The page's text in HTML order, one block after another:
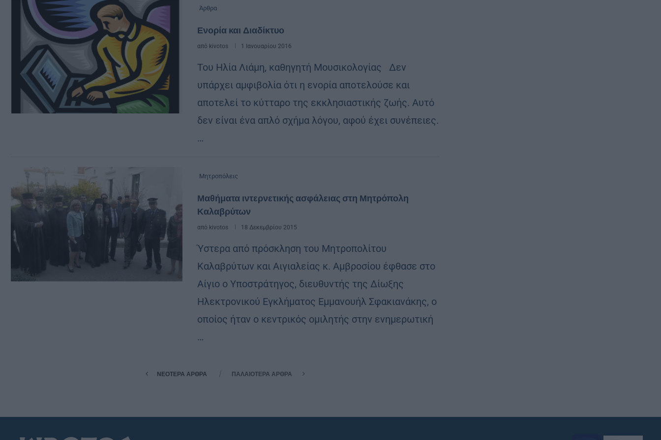
Άρθρα
Ενορία και Διαδίκτυο
από kivotos 1 Ιανουαρίου 2016
Του Ηλία Λιάμη, καθηγητή Μουσικολογίας Δεν
υπάρχει αμφιβολία ότι η ενορία αποτελούσε και
αποτελεί το κύτταρο της εκκλησιαστικής ζωής. Αυτό
δεν είναι ένα απλό σχήμα λόγου, αφού έχει συνέπειες.
…
Μητροπόλεις
Μαθήματα ιντερνετικής ασφάλειας στη Μητρόπολη
Καλαβρύτων
από kivotos 18 Δεκεμβρίου 2015
Ύστερα από πρόσκληση του Μητροπολίτου
Καλαβρύτων και Αιγιαλείας κ. Αμβροσίου έφθασε στο
Αίγιο ο Υποστράτηγος, διευθυντής της Δίωξης
Ηλεκτρονικού Εγκλήματος Εμμανουήλ Σφακιανάκης, ο
οποίος ήταν ο κεντρικός ομιλητής στην ενημερωτική
…
ΝΕΌΤΕΡΑ ΆΡΘΡΑ ΠΑΛΑΙΌΤΕΡΑ ΆΡΘΡΑ